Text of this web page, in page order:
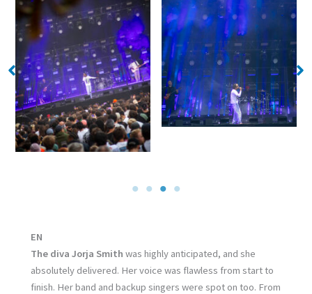
No Caption No Caption
EN
The diva Jorja Smith was highly anticipated, and she
absolutely delivered. Her voice was flawless from start to
finish. Her band and backup singers were spot on too. From